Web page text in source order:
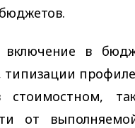
в
типизации
стоимостном,
от